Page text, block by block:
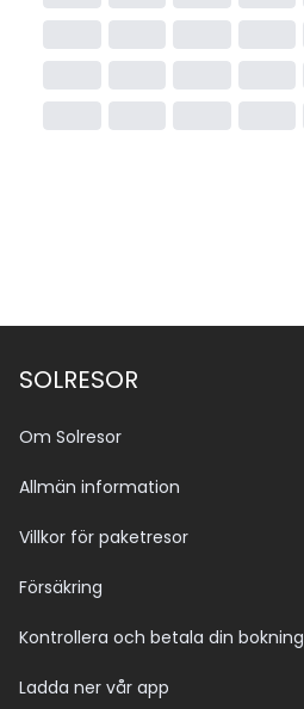
SOLRESOR
Om Solresor
Allmän information
Villkor för paketresor
Försäkring
Kontrollera och betala din bokning
Ladda ner vår app